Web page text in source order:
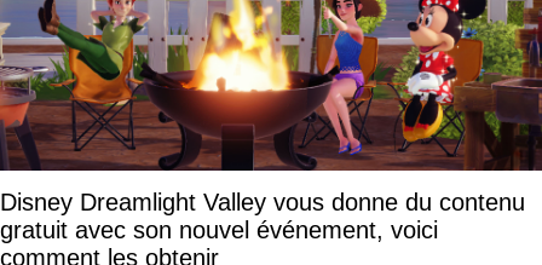
Disney Dreamlight Valley vous donne du contenu
gratuit avec son nouvel événement, voici
comment les obtenir